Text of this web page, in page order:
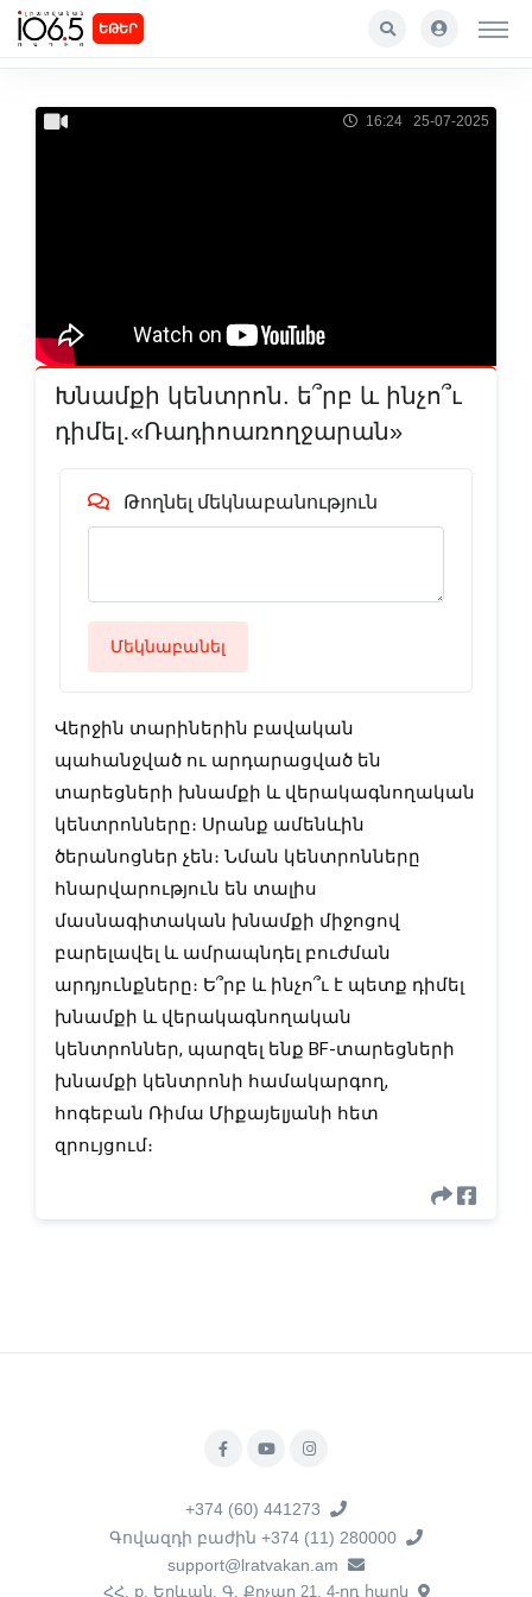
ԵԹԵՐ
16:24 25-07-2025
Խնամքի կենտրոն. ե՞րբ և ինչո՞ւ
դիմել․«Ռադիոառողջարան»
Թողնել մեկնաբանություն
Մեկնաբանել
Վերջին տարիներին բավական
պահանջված ու արդարացված են
տարեցների խնամքի և վերակագնողական
կենտրոնները։ Սրանք ամենևին
ծերանոցներ չեն։ Նման կենտրոնները
հնարվարություն են տալիս
մասնագիտական խնամքի միջոցով
բարելավել և ամրապնդել բուժման
արդյունքները։ Ե՞րբ և ինչո՞ւ է պետք դիմել
խնամքի և վերակագնողական
կենտրոններ, պարզել ենք BF-տարեցների
խնամքի կենտրոնի համակարգող,
հոգեբան Ռիմա Միքայելյանի հետ
զրույցում։
+374 (60) 441273
Գովազդի բաժին +374 (11) 280000
support@lratvakan.am
ՀՀ, ք. Երևան, Գ. Քոչար 21, 4-րդ հարկ